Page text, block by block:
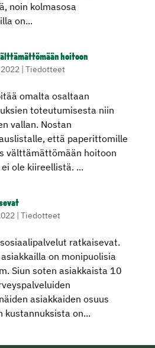
noin kolmasosa
on...
hoitoon
| Tiedotteet
omalta osaltaan
toteutumisesta niin
vallan. Nostan
että paperittomille
välttämättömään hoitoon
ole kiireellistä. ...
| Tiedotteet
ratkaisevat.
on monipuolisia
Siun soten asiakkaista 10
asiakkaiden osuus
kustannuksista on...